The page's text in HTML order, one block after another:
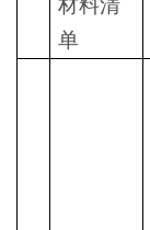
材料清
单